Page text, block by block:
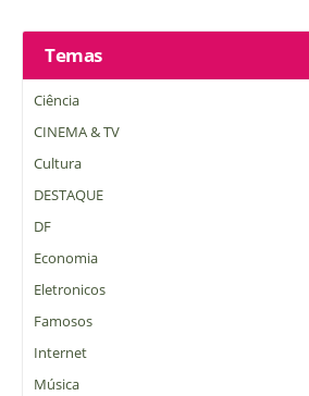
Temas
Ciência
CINEMA & TV
Cultura
DESTAQUE
DF
Economia
Eletronicos
Famosos
Internet
Música